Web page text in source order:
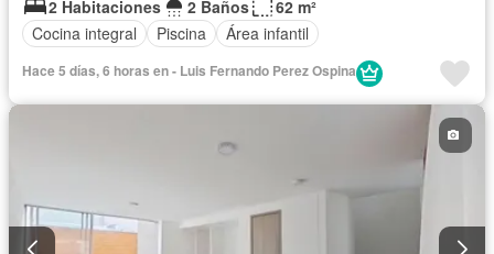
2 Habitaciones 2 Baños
62 m²
Cocina integral
Piscina Área infantil
Hace 5 días, 6 horas en - Luis Fernando Perez Ospina